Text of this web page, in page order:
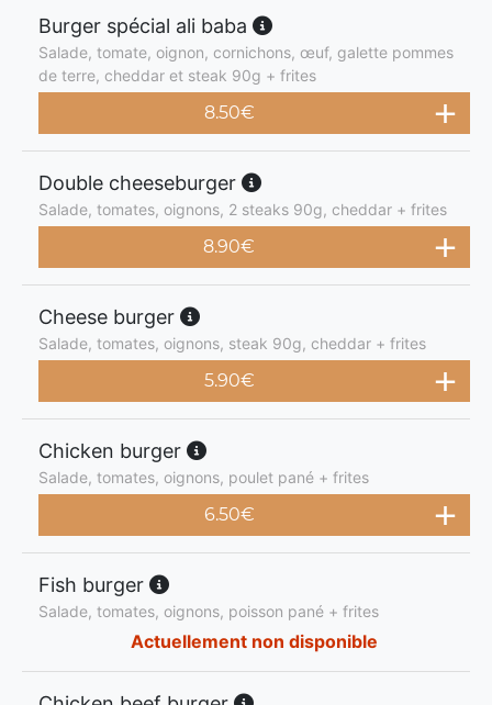
Burger spécial ali baba
Salade, tomate, oignon, cornichons, œuf, galette pommes
de terre, cheddar et steak 90g + frites
8.50€
Double cheeseburger
Salade, tomates, oignons, 2 steaks 90g, cheddar + frites
8.90€
Cheese burger
Salade, tomates, oignons, steak 90g, cheddar + frites
5.90€
Chicken burger
Salade, tomates, oignons, poulet pané + frites
6.50€
Fish burger
Salade, tomates, oignons, poisson pané + frites
Actuellement non disponible